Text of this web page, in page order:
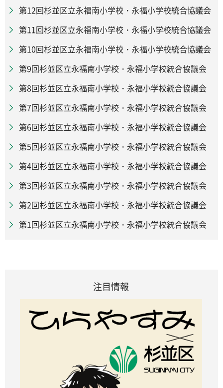
第12回杉並区立永福南小学校・永福小学校統合協議会
第11回杉並区立永福南小学校・永福小学校統合協議会
第10回杉並区立永福南小学校・永福小学校統合協議会
第9回杉並区立永福南小学校・永福小学校統合協議会
第8回杉並区立永福南小学校・永福小学校統合協議会
第7回杉並区立永福南小学校・永福小学校統合協議会
第6回杉並区立永福南小学校・永福小学校統合協議会
第5回杉並区立永福南小学校・永福小学校統合協議会
第4回杉並区立永福南小学校・永福小学校統合協議会
第3回杉並区立永福南小学校・永福小学校統合協議会
第2回杉並区立永福南小学校・永福小学校統合協議会
第1回杉並区立永福南小学校・永福小学校統合協議会
注目情報